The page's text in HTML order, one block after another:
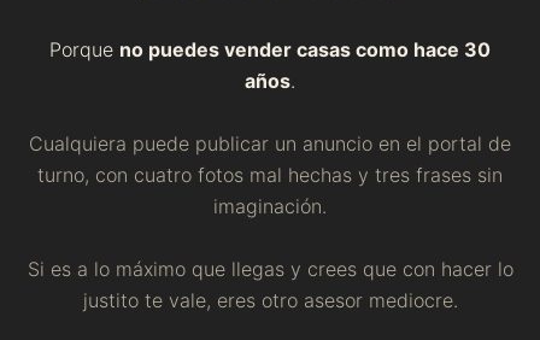
Porque no puedes vender casas como hace 30
años.
Cualquiera puede publicar un anuncio en el portal de
turno, con cuatro fotos mal hechas y tres frases sin
imaginación.
Si es a lo máximo que llegas y crees que con hacer lo
justito te vale, eres otro asesor mediocre.